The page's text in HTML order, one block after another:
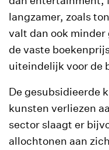
langzamer, zoals
valt dan ook minder
de vaste
uiteindelijk voor de
De gesubsidieerde
kunsten verliezen
sector slaagt er
allochtonen aan